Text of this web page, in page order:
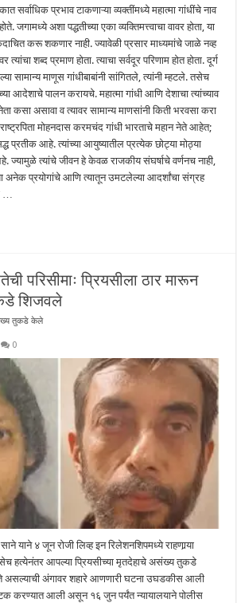
सर्वाधिक प्रभाव टाकणाऱ्या व्यक्तींमध्ये महात्मा गांधींचे नाव
जगामध्ये अशा पद्धतीच्या एका व्यक्तिमत्त्वाचा वावर होता, या
करू शकणार नाही. ज्यावेळी प्रसार माध्यमांचे जाळे नव्ह
त्यांचा शब्द प्रमाण होता. त्याचा सर्वदूर परिणाम होत होता. दूर्ग
सामान्य माणूस गांधीबाबांनी सांगितले, त्यांनी म्हटले. तसेच
आदेशाचे पालन करायचे. महात्मा गांधी आणि देशाचा त्यांच्याव
कसा असावा व त्यावर सामान्य माणसांनी किती भरवसा करा
मोहनदास करमचंद गांधी भारताचे महान नेते आहेत;
प्रतीक आहे. त्यांच्या आयुष्यातील प्रत्येक छोट्या मोठ्या
ज्यामुळे त्यांचे जीवन हे केवळ राजकीय संघर्षाचे वर्णनच नाही,
अनेक प्रयोगांचे आणि त्यातून उमटलेल्या आदर्शांचा संग्रह
…
परिसीमाः प्रियसीला ठार मारून
शिजवले
तुकडे केले
0
साने याने ४ जून रोजी लिव्ह इन रिलेशनशिपमध्ये राहणार्‍या
हत्येनंतर आपल्या प्रियसीच्या मृतदेहाचे असंख्य तुकडे
अंगावर शहारे आणणारी घटना उघडकीस आली
करण्यात आली असून १६ जुन पर्यंत न्यायालयाने पोलीस